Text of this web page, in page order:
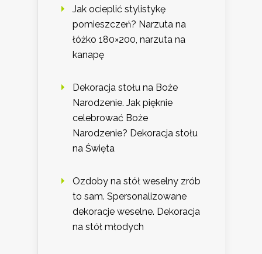
Jak ocieplić stylistykę
pomieszczeń? Narzuta na
łóżko 180×200, narzuta na
kanapę
Dekoracja stołu na Boże
Narodzenie. Jak pięknie
celebrować Boże
Narodzenie? Dekoracja stołu
na Święta
Ozdoby na stół weselny zrób
to sam. Spersonalizowane
dekoracje weselne. Dekoracja
na stół młodych